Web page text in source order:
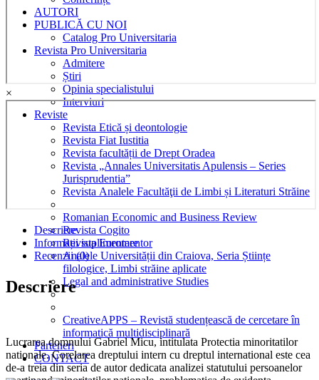
AUTORI
PUBLICĂ CU NOI
Catalog Pro Universitaria
Revista Pro Universitaria
Admitere
Știri
Opinia specialistului
Interviuri
Reviste
Revista Etică și deontologie
Revista Fiat Iustitia
Revista facultății de Drept Oradea
Revista „Annales Universitatis Apulensis – Series
Jurisprudentia”
Revista Analele Facultăţii de Limbi și Literaturi Străine
Romanian Economic and Business Review
Revista Cogito
Revista Euromentor
Analele Universității din Craiova, Seria Științe
filologice, Limbi străine aplicate
Legal and administrative Studies
CreativeAPPS – Revistă studențească de cercetare în
informatică multidisciplinară
Parteneri
CONTACT
statelor
normele
internationale
×
Descriere
Informații suplimentare
Recenzii (0)
Descriere
Lucrarea domnului Gabriel Micu, intitulata Protectia minoritatilor
nationale. Corelarea dreptului intern cu dreptul international este cea
de-a treia din seria de autor dedicata analizei statutului persoanelor